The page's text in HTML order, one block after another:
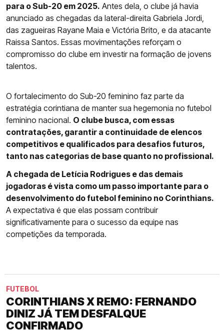
para o Sub-20 em 2025. Antes dela, o clube já havia
anunciado as chegadas da lateral-direita Gabriela Jordi,
das zagueiras Rayane Maia e Victória Brito, e da atacante
Raissa Santos. Essas movimentações reforçam o
compromisso do clube em investir na formação de jovens
talentos.
O fortalecimento do Sub-20 feminino faz parte da
estratégia corintiana de manter sua hegemonia no futebol
feminino nacional. O clube busca, com essas
contratações, garantir a continuidade de elencos
competitivos e qualificados para desafios futuros,
tanto nas categorias de base quanto no profissional.
A chegada de Letícia Rodrigues e das demais
jogadoras é vista como um passo importante para o
desenvolvimento do futebol feminino no Corinthians.
A expectativa é que elas possam contribuir
significativamente para o sucesso da equipe nas
competições da temporada.
FUTEBOL
CORINTHIANS X REMO: FERNANDO
DINIZ JÁ TEM DESFALQUE
CONFIRMADO